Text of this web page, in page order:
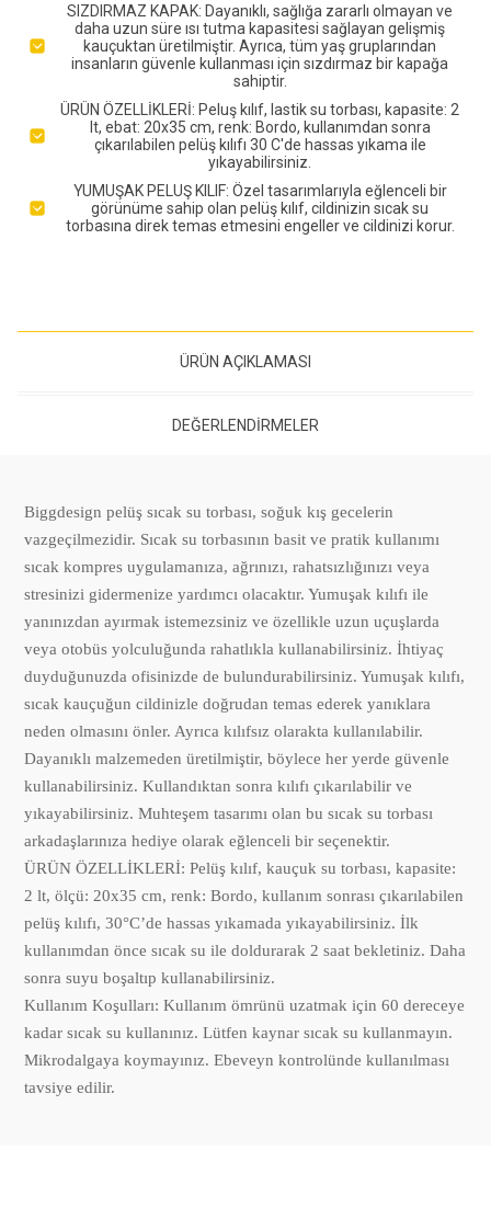
SIZDIRMAZ KAPAK: Dayanıklı, sağlığa zararlı olmayan ve
daha uzun süre ısı tutma kapasitesi sağlayan gelişmiş
kauçuktan üretilmiştir. Ayrıca, tüm yaş gruplarından
insanların güvenle kullanması için sızdırmaz bir kapağa
sahiptir.
ÜRÜN ÖZELLİKLERİ: Peluş kılıf, lastik su torbası, kapasite: 2
lt, ebat: 20x35 cm, renk: Bordo, kullanımdan sonra
çıkarılabilen pelüş kılıfı 30 C'de hassas yıkama ile
yıkayabilirsiniz.
YUMUŞAK PELUŞ KILIF: Özel tasarımlarıyla eğlenceli bir
görünüme sahip olan pelüş kılıf, cildinizin sıcak su
torbasına direk temas etmesini engeller ve cildinizi korur.
ÜRÜN AÇIKLAMASI
DEĞERLENDIRMELER
Biggdesign pelüş sıcak su torbası, soğuk kış gecelerin
vazgeçilmezidir. Sıcak su torbasının basit ve pratik kullanımı
sıcak kompres uygulamanıza, ağrınızı, rahatsızlığınızı veya
stresinizi gidermenize yardımcı olacaktır. Yumuşak kılıfı ile
yanınızdan ayırmak istemezsiniz ve özellikle uzun uçuşlarda
veya otobüs yolculuğunda rahatlıkla kullanabilirsiniz. İhtiyaç
duyduğunuzda ofisinizde de bulundurabilirsiniz. Yumuşak kılıfı,
sıcak kauçuğun cildinizle doğrudan temas ederek yanıklara
neden olmasını önler. Ayrıca kılıfsız olarakta kullanılabilir.
Dayanıklı malzemeden üretilmiştir, böylece her yerde güvenle
kullanabilirsiniz. Kullandıktan sonra kılıfı çıkarılabilir ve
yıkayabilirsiniz. Muhteşem tasarımı olan bu sıcak su torbası
arkadaşlarınıza hediye olarak eğlenceli bir seçenektir.
ÜRÜN ÖZELLİKLERİ: Pelüş kılıf, kauçuk su torbası, kapasite:
2 lt, ölçü: 20x35 cm, renk: Bordo, kullanım sonrası çıkarılabilen
pelüş kılıfı, 30°C’de hassas yıkamada yıkayabilirsiniz. İlk
kullanımdan önce sıcak su ile doldurarak 2 saat bekletiniz. Daha
sonra suyu boşaltıp kullanabilirsiniz.
Kullanım Koşulları: Kullanım ömrünü uzatmak için 60 dereceye
kadar sıcak su kullanınız. Lütfen kaynar sıcak su kullanmayın.
Mikrodalgaya koymayınız. Ebeveyn kontrolünde kullanılması
tavsiye edilir.